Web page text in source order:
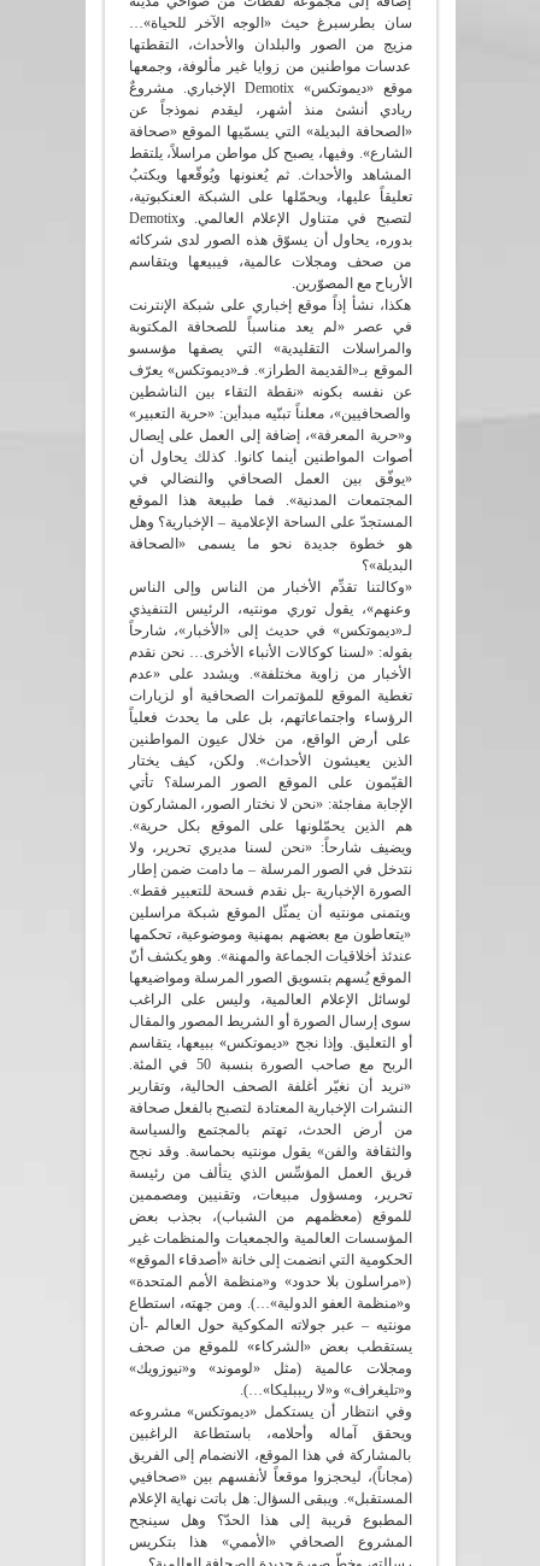
سان بطرسبرغ حيث «الوجه الآخر للحياة»…
مزيج من الصور والبلدان والأحداث، التقطتها
عدسات مواطنين من زوايا غير مألوفة، وجمعها
موقع «ديموتكس» Demotix الإخباري. مشروعٌ
ريادي أنشئ منذ أشهر، ليقدم نموذجاً عن
«الصحافة البديلة» التي يسمّيها الموقع «صحافة
الشارع». وفيها، يصبح كل مواطن مراسلاً، يلتقط
المشاهد والأحداث. ثم يُعنونها ويُوقّعها ويكتبُ
تعليقاً عليها، ويحمّلها على الشبكة العنكبوتية،
لتصبح في متناول الإعلام العالمي. وDemotix
بدوره، يحاول أن يسوّق هذه الصور لدى شركائه
من صحف ومجلات عالمية، فيبيعها ويتقاسم
الأرباح مع المصوّرين.
هكذا، نشأ إذاً موقع إخباري على شبكة الإنترنت
في عصر «لم يعد مناسباً للصحافة المكتوبة
والمراسلات التقليدية» التي يصفها مؤسسو
الموقع بـ«القديمة الطراز». فـ«ديموتكس» يعرّف
عن نفسه بكونه «نقطة التقاء بين الناشطين
والصحافيين»، معلناً تبنّيه مبدأين: «حرية التعبير»
و«حرية المعرفة»، إضافة إلى العمل على إيصال
أصوات المواطنين أينما كانوا. كذلك يحاول أن
«يوفّق بين العمل الصحافي والنضالي في
المجتمعات المدنية». فما طبيعة هذا الموقع
المستجدّ على الساحة الإعلامية – الإخبارية؟ وهل
هو خطوة جديدة نحو ما يسمى «الصحافة
البديلة»؟
«وكالتنا تقدِّم الأخبار من الناس وإلى الناس
وعنهم»، يقول توري مونتيه، الرئيس التنفيذي
لـ«ديموتكس» في حديث إلى «الأخبار»، شارحاً
بقوله: «لسنا كوكالات الأنباء الأخرى… نحن نقدم
الأخبار من زاوية مختلفة». ويشدد على «عدم
تغطية الموقع للمؤتمرات الصحافية أو لزيارات
الرؤساء واجتماعاتهم، بل على ما يحدث فعلياً
على أرض الواقع، من خلال عيون المواطنين
الذين يعيشون الأحداث». ولكن، كيف يختار
القيّمون على الموقع الصور المرسلة؟ تأتي
الإجابة مفاجئة: «نحن لا نختار الصور، المشاركون
هم الذين يحمّلونها على الموقع بكل حرية».
ويضيف شارحاً: «نحن لسنا مديري تحرير، ولا
نتدخل في الصور المرسلة – ما دامت ضمن إطار
الصورة الإخبارية -بل نقدم فسحة للتعبير فقط».
ويتمنى مونتيه أن يمثّل الموقع شبكة مراسلين
«يتعاطون مع بعضهم بمهنية وموضوعية، تحكمها
عندئذ أخلاقيات الجماعة والمهنة». وهو يكشف أنّ
الموقع يُسهم بتسويق الصور المرسلة ومواضيعها
لوسائل الإعلام العالمية، وليس على الراغب
سوى إرسال الصورة أو الشريط المصور والمقال
أو التعليق. وإذا نجح «ديموتكس» ببيعها، يتقاسم
الربح مع صاحب الصورة بنسبة 50 في المئة.
«نريد أن نغيّر أغلفة الصحف الحالية، وتقارير
النشرات الإخبارية المعتادة لتصبح بالفعل صحافة
من أرض الحدث، تهتم بالمجتمع والسياسة
والثقافة والفن» يقول مونتيه بحماسة. وقد نجح
فريق العمل المؤسِّس الذي يتألف من رئيسة
تحرير، ومسؤول مبيعات، وتقنيين ومصممين
للموقع (معظمهم من الشباب)، بجذب بعض
المؤسسات العالمية والجمعيات والمنظمات غير
الحكومية التي انضمت إلى خانة «أصدقاء الموقع»
(«مراسلون بلا حدود» و«منظمة الأمم المتحدة»
و«منظمة العفو الدولية»…). ومن جهته، استطاع
مونتيه – عبر جولاته المكوكية حول العالم -أن
يستقطب بعض «الشركاء» للموقع من صحف
ومجلات عالمية (مثل «لوموند» و«نيوزويك»
و«تليغراف» و«لا ريببليكا»…).
وفي انتظار أن يستكمل «ديموتكس» مشروعه
ويحقق آماله وأحلامه، باستطاعة الراغبين
بالمشاركة في هذا الموقع، الانضمام إلى الفريق
(مجاناً)، ليحجزوا موقعاً لأنفسهم بين «صحافيي
المستقبل». ويبقى السؤال: هل باتت نهاية الإعلام
المطبوع قريبة إلى هذا الحدّ؟ وهل سينجح
المشروع الصحافي «الأممي» هذا بتكريس